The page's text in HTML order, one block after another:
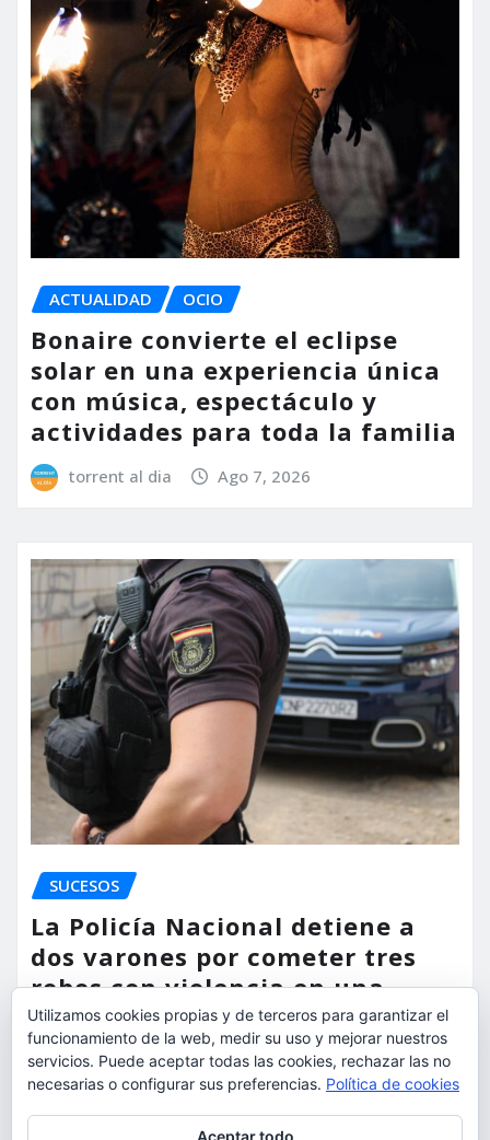
ACTUALIDAD OCIO
Bonaire convierte el eclipse
solar en una experiencia única
con música, espectáculo y
actividades para toda la familia
torrent al dia Ago 7, 2026
SUCESOS
La Policía Nacional detiene a
dos varones por cometer tres
robos con violencia en una
misma mañana
torrent al dia Ago 7, 2026
Utilizamos cookies propias y de terceros para garantizar el
funcionamiento de la web, medir su uso y mejorar nuestros
servicios. Puede aceptar todas las cookies, rechazar las no
necesarias o configurar sus preferencias. Política de cookies
Aceptar todo